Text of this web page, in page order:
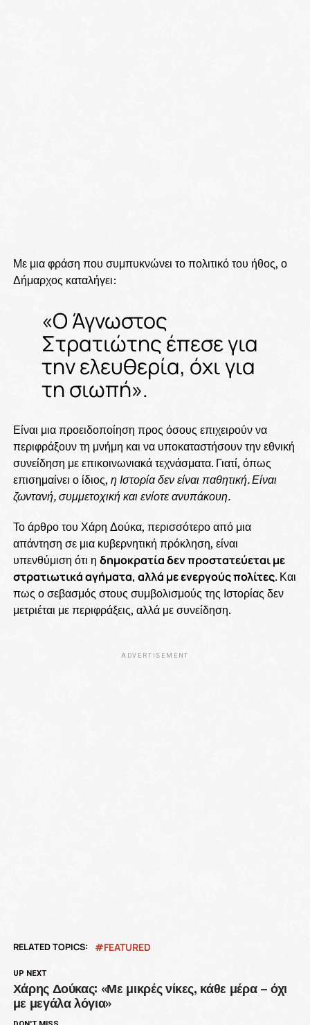
Με μια φράση που συμπυκνώνει το πολιτικό του ήθος, ο
Δήμαρχος καταλήγει:
«Ο Άγνωστος
Στρατιώτης έπεσε για
την ελευθερία, όχι για
τη σιωπή».
Είναι μια προειδοποίηση προς όσους επιχειρούν να
περιφράξουν τη μνήμη και να υποκαταστήσουν την εθνική
συνείδηση με επικοινωνιακά τεχνάσματα. Γιατί, όπως
επισημαίνει ο ίδιος, η Ιστορία δεν είναι παθητική. Είναι
ζωντανή, συμμετοχική και ενίοτε ανυπάκουη.
Το άρθρο του Χάρη Δούκα, περισσότερο από μια
απάντηση σε μια κυβερνητική πρόκληση, είναι
υπενθύμιση ότι η δημοκρατία δεν προστατεύεται με
στρατιωτικά αγήματα, αλλά με ενεργούς πολίτες. Και
πως ο σεβασμός στους συμβολισμούς της Ιστορίας δεν
μετριέται με περιφράξεις, αλλά με συνείδηση.
ADVERTISEMENT
RELATED TOPICS: FEATURED
UP NEXT
Χάρης Δούκας: «Με μικρές νίκες, κάθε μέρα – όχι
με μεγάλα λόγια»